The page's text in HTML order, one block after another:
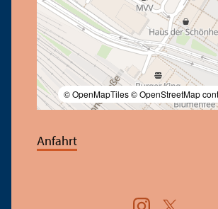
© OpenMapTiles© OpenStreetMap
Anfahrt